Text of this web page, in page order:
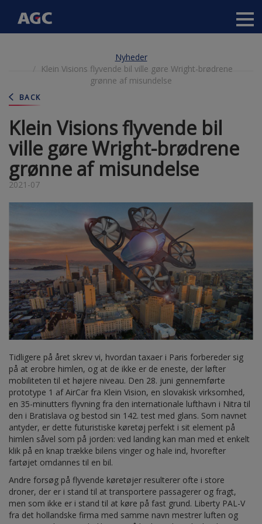
hovedindhold
Nyheder
Klein Visions flyvende bil ville gøre Wright-brødrene
grønne af misundelse
BACK
Klein Visions flyvende bil
ville gøre Wright-brødrene
grønne af misundelse
2021-07
Tidligere på året skrev vi, hvordan taxaer i Paris forbereder sig
på at erobre himlen, og at de ikke er de eneste, der løfter
mobiliteten til et højere niveau. Den 28. juni gennemførte
prototype 1 af AirCar fra Klein Vision, en slovakisk virksomhed,
en 35-minutters flyvning fra den internationale lufthavn i Nitra til
den i Bratislava og bestod sin 142. test med glans. Som navnet
antyder, er dette futuristiske køretøj perfekt i sit element på
himlen såvel som på jorden: ved landing kan man med et enkelt
klik på en knap trække bilens vinger og hale ind, hvorefter
fartøjet omdannes til en bil.
Andre forsøg på flyvende køretøjer resulterer ofte i store
droner, der er i stand til at transportere passagerer og fragt,
men som ikke er i stand til at køre på fast grund. Liberty PAL-V
fra det hollandske firma med samme navn mestrer luften og